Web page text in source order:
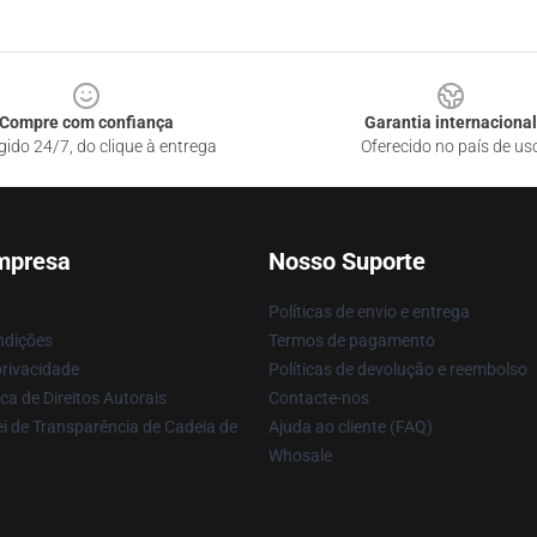
Compre com confiança
24/7, do clique à entrega
Garantia internacional
Oferecido no país de
de Direitos Autorais
de Transparência de Cadeia de
Nosso Suporte
Políticas de envio e entrega
Termos de pagamento
Políticas de devolução e reembolso
Contacte-nos
Ajuda ao cliente (FAQ)
Whosale